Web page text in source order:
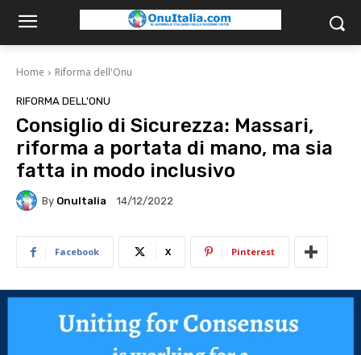
Home Riforma dell'Onu
RIFORMA DELL'ONU
Consiglio di Sicurezza: Massari,
riforma a portata di mano, ma sia
fatta in modo inclusivo
By OnuItalia 14/12/2022
Facebook X Pinterest